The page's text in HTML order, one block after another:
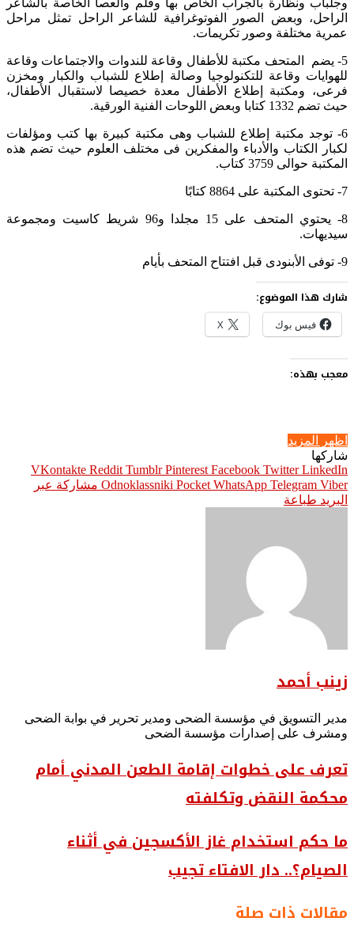
الراحل، وبعض الصور الفوتوغرافية للشاعر الراحل تمثل مراحل
عمرية مختلفة وصور تكريمات.
5- يضم المتحف مكتبة للأطفال وقاعة للندوات والاجتماعات وقاعة
للهوايات وقاعة للتكنولوجيا وصالة إطلاع للشباب والكبار ومخزن
فرعى، ومكتبة إطلاع الأطفال معدة خصيصا لاستقبال الأطفال،
حيث تضم 1332 كتابا وبعض اللوحات الفنية الورقية.
6- توجد مكتبة إطلاع للشباب وهى مكتبة كبيرة بها كتب ومؤلفات
لكبار الكتاب والأدباء والمفكرين فى مختلف العلوم حيث تضم هذه
المكتبة حوالى 3759 كتاب.
7- تحتوى المكتبة على 8864 كتابًا
8- يحتوي المتحف على 15 مجلدا و96 شريط كاسيت ومجموعة
سيديهات.
9- توفى الأبنودى قبل افتتاح المتحف بأيام
شارك هذا الموضوع:
فيس بوك X
معجب بهذه:
اظهر المزيد
شاركها
Facebook Twitter LinkedIn
Pinterest
Odnoklassniki Pocket WhatsApp Telegram Viber
مشاركة عبر
البريد طباعة
زينب أحمد
مدير التسويق في مؤسسة الضحى ومدير تحرير في بوابة الضحى
ومشرف على إصدارات مؤسسة الضحى
تعرف على خطوات إقامة الطعن المدني أمام
محكمة النقض وتكلفته
ما حكم استخدام غاز الأكسجين في أثناء
الصيام؟.. دار الافتاء تجيب
مقالات ذات صلة